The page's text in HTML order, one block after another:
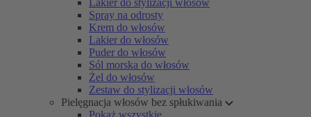
Lakier do stylizacji włosów
Spray na odrosty
Krem do włosów
Lakier do włosów
Puder do włosów
Sól morska do włosów
Żel do włosów
Zestaw do stylizacji włosów
Pielęgnacja włosów bez spłukiwania
Pokaż wszystkie